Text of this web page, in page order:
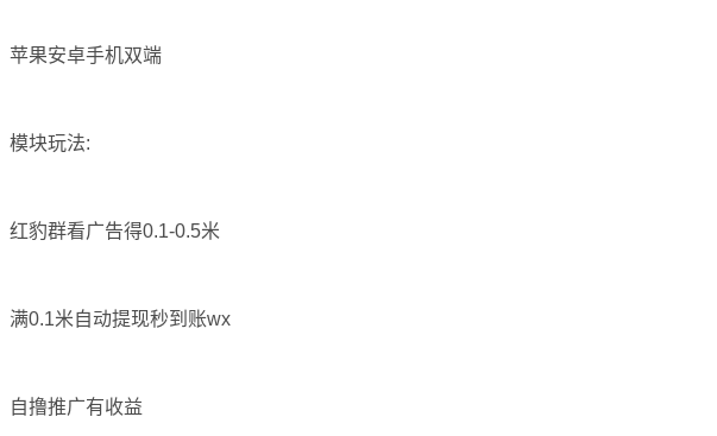
苹果安卓手机双端
模块玩法:
红豹群看广告得0.1-0.5米
满0.1米自动提现秒到账wx
自撸推广有收益